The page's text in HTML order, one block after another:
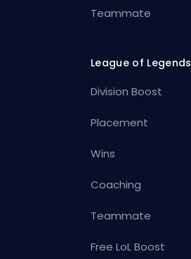
Teammate
League of Legends
Division Boost
Placement
Wins
Coaching
Teammate
Free LoL Boost